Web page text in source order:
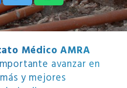
Médico AMRA
avanzar en
y mejores